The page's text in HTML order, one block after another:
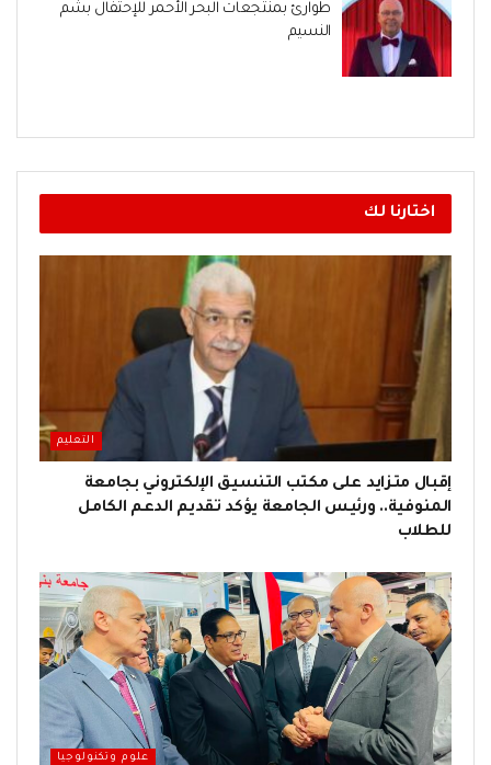
طوارئ بمنتجعات البحر الأحمر للإحتفال بشم
النسيم
اختارنا لك
التعليم
إقبال متزايد على مكتب التنسيق الإلكتروني بجامعة
المنوفية.. ورئيس الجامعة يؤكد تقديم الدعم الكامل
للطلاب
علوم وتكنولوجيا